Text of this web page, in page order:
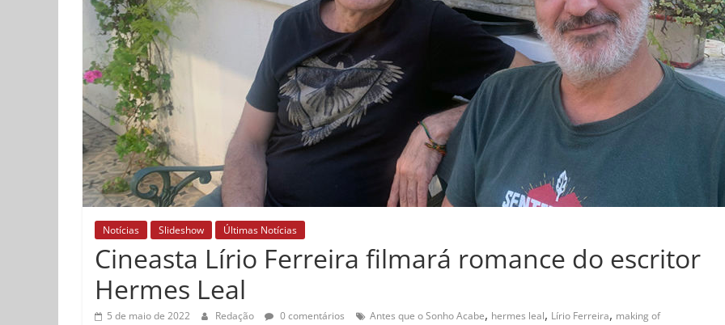
Notícias Slideshow Últimas Notícias
Cineasta Lírio Ferreira filmará romance do escritor
Hermes Leal
5 de maio de 2022 Redação 0 comentários Antes que o Sonho Acabe, hermes leal, Lírio Ferreira, making of